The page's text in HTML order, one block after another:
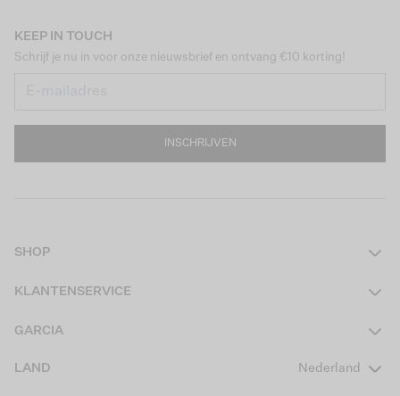
KEEP IN TOUCH
Schrijf je nu in voor onze nieuwsbrief en ontvang €10 korting!
INSCHRIJVEN
SHOP
Boys Teens
KLANTENSERVICE
GARCIA
LAND Nederland